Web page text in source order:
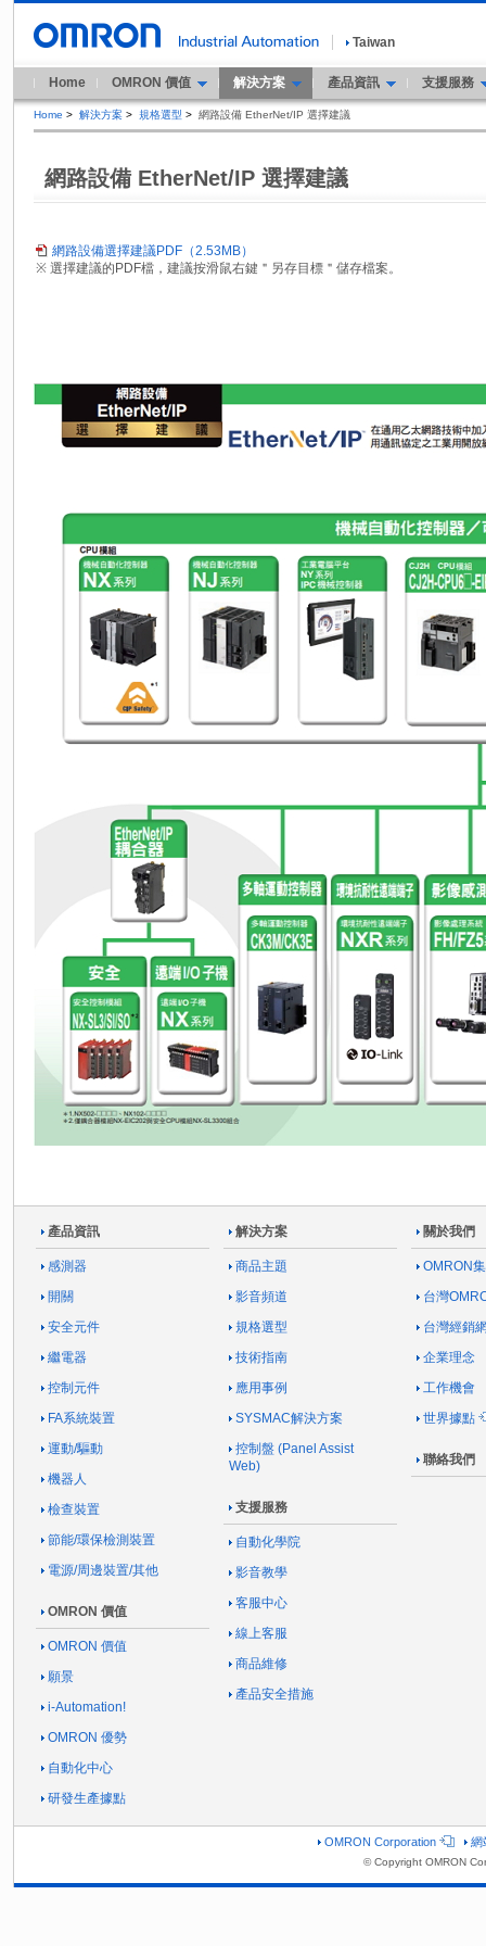
Taiwan
Home OMRON 價值 解決方案 產品資訊 支援服務
Home > 解決方案 > 規格選型 > 網路設備 EtherNet/IP 選擇建議
網路設備 EtherNet/IP 選擇建議
網路設備選擇建議PDF（2.53MB）
※ 選擇建議的PDF檔，建議按滑鼠右鍵＂另存目標＂儲存檔案。
產品資訊
感測器
開關
安全元件
繼電器
控制元件
FA系統裝置
運動/驅動
機器人
檢查裝置
節能/環保檢測裝置
電源/周邊裝置/其他
OMRON 價值
OMRON 價值
願景
i-Automation!
OMRON 優勢
自動化中心
研發生產據點
解決方案
商品主題
影音頻道
規格選型
技術指南
應用事例
SYSMAC解決方案
控制盤 (Panel Assist
Web)
支援服務
自動化學院
影音教學
客服中心
線上客服
商品維修
產品安全措施
關於我們
OMRON
台灣
台灣經銷
企業理念
工作機會
世界據點
聯絡我們
OMRON Corporation 網
© Copyright OMRON